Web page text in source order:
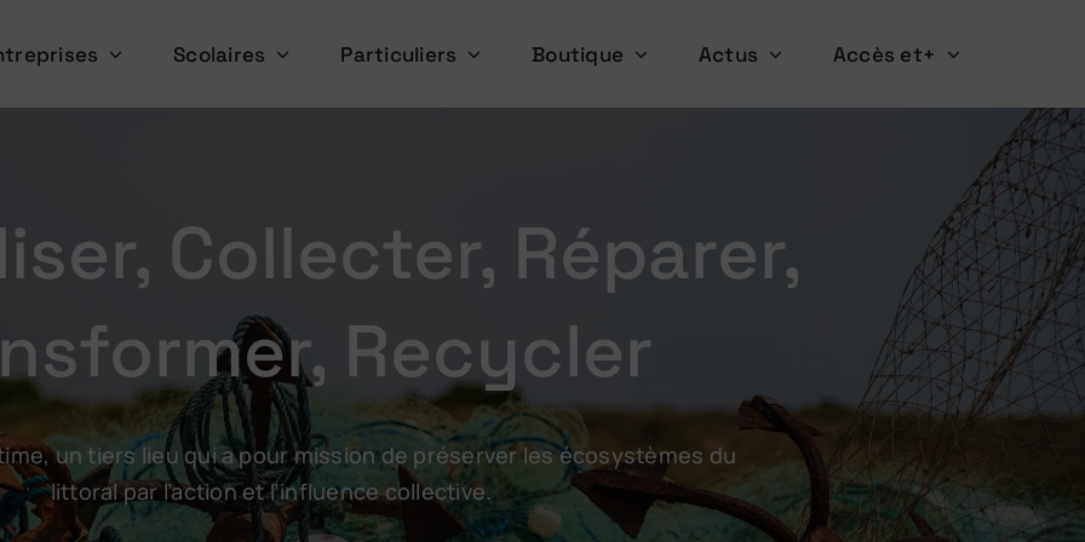
Scolaires Particuliers Boutique Actus Accès et+
Collecter, Réparer,
Recycler
un tiers lieu qui a pour mission de préserver les écosystèmes du
littoral par l’action et l’influence collective.